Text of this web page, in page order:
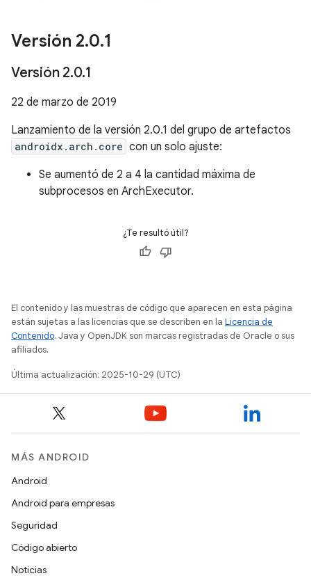
Versión 2.0.1
Versión 2.0.1
22 de marzo de 2019
Lanzamiento de la versión 2.0.1 del grupo de artefactos
androidx.arch.core con un solo ajuste:
Se aumentó de 2 a 4 la cantidad máxima de
subprocesos en ArchExecutor.
¿Te resultó útil?
El contenido y las muestras de código que aparecen en esta página
están sujetas a las licencias que se describen en la Licencia de
Contenido. Java y OpenJDK son marcas registradas de Oracle o sus
afiliados.
Última actualización: 2025-10-29 (UTC)
MÁS ANDROID
Android
Android para empresas
Seguridad
Código abierto
Noticias